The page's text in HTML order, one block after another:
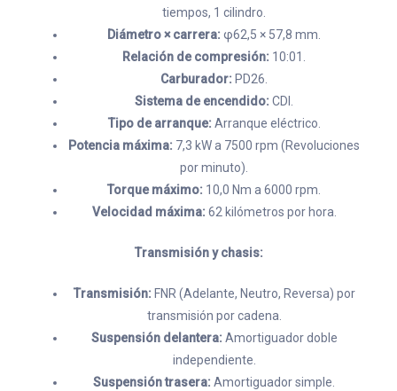
tiempos, 1 cilindro.
Diámetro × carrera: φ62,5 × 57,8 mm.
Relación de compresión: 10:01.
Carburador: PD26.
Sistema de encendido: CDI.
Tipo de arranque: Arranque eléctrico.
Potencia máxima: 7,3 kW a 7500 rpm (Revoluciones
por minuto).
Torque máximo: 10,0 Nm a 6000 rpm.
Velocidad máxima: 62 kilómetros por hora.
Transmisión y chasis:
Transmisión: FNR (Adelante, Neutro, Reversa) por
transmisión por cadena.
Suspensión delantera: Amortiguador doble
independiente.
Suspensión trasera: Amortiguador simple.